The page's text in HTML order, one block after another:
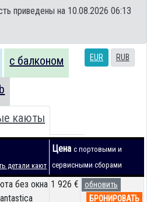
приведены на 10.08.2026 06:13
EUR RUB
с балконом
каюты
детали кают
Цена с портовыми и
сервисными сборами
без окна 1 926 €
обновить
БРОНИРОВАТЬ